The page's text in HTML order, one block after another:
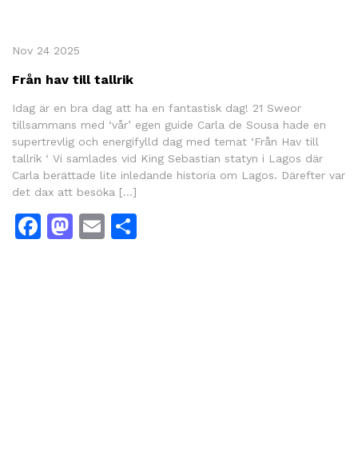
Nov 24 2025
Från hav till tallrik
Idag är en bra dag att ha en fantastisk dag! 21 Sweor
tillsammans med ‘vår’ egen guide Carla de Sousa hade en
supertrevlig och energifylld dag med temat ‘Från Hav till
tallrik ‘ Vi samlades vid King Sebastian statyn i Lagos där
Carla berättade lite inledande historia om Lagos. Därefter var
det dax att besöka […]
Facebook
Mastodon
Email